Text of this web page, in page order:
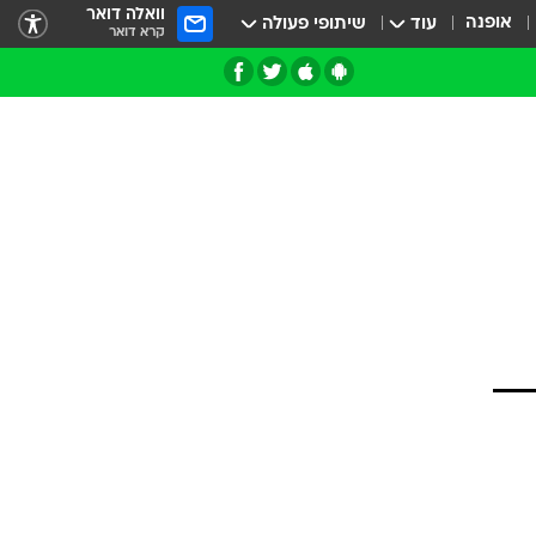
אופנה עוד שיתופי פעולה וואלה דואר
קרא דואר